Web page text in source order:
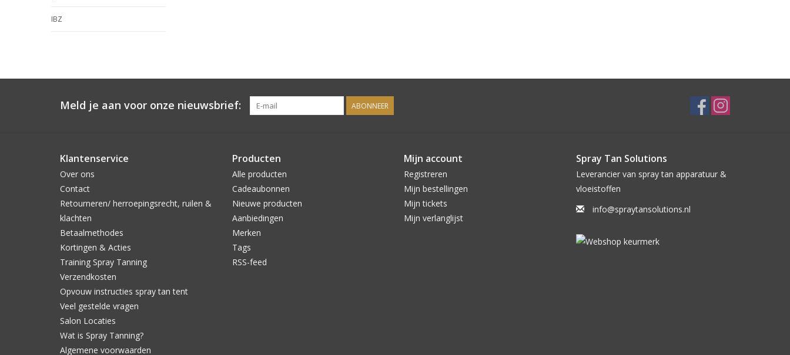
IBZ
Meld je aan voor onze nieuwsbrief: ABONNEER
Klantenservice
Over ons
Contact
Retourneren/ herroepingsrecht, ruilen &
klachten
Betaalmethodes
Kortingen & Acties
Training Spray Tanning
Verzendkosten
Opvouw instructies spray tan tent
Veel gestelde vragen
Salon Locaties
Wat is Spray Tanning?
Algemene voorwaarden
Producten
Alle producten
Cadeaubonnen
Nieuwe producten
Aanbiedingen
Merken
Tags
RSS-feed
Mijn account
Registreren
Mijn bestellingen
Mijn tickets
Mijn verlanglijst
Spray Tan Solutions
Leverancier van spray tan apparatuur &
vloeistoffen
info@spraytansolutions.nl